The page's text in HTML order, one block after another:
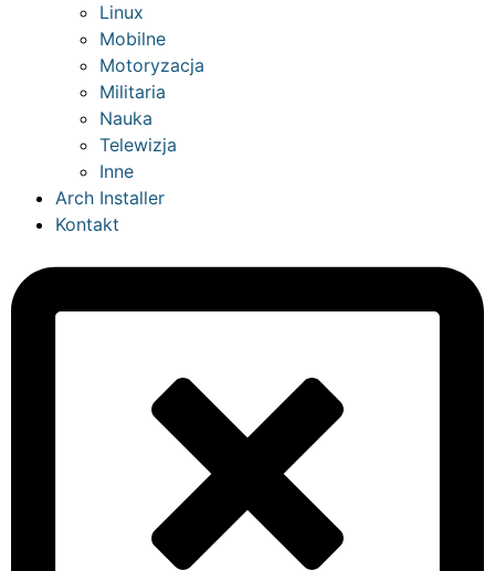
Linux
Mobilne
Motoryzacja
Militaria
Nauka
Telewizja
Inne
Arch Installer
Kontakt